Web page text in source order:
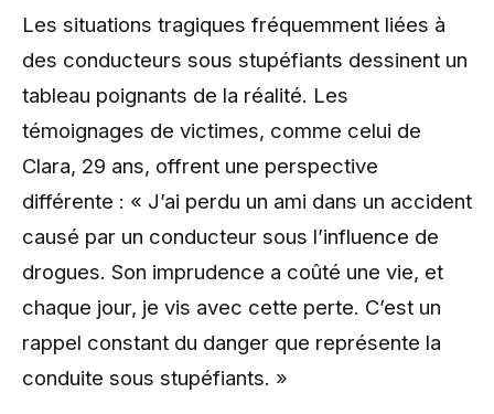
Les situations tragiques fréquemment liées à
des conducteurs sous stupéfiants dessinent un
tableau poignants de la réalité. Les
témoignages de victimes, comme celui de
Clara, 29 ans, offrent une perspective
différente : « J’ai perdu un ami dans un accident
causé par un conducteur sous l’influence de
drogues. Son imprudence a coûté une vie, et
chaque jour, je vis avec cette perte. C’est un
rappel constant du danger que représente la
conduite sous stupéfiants. »